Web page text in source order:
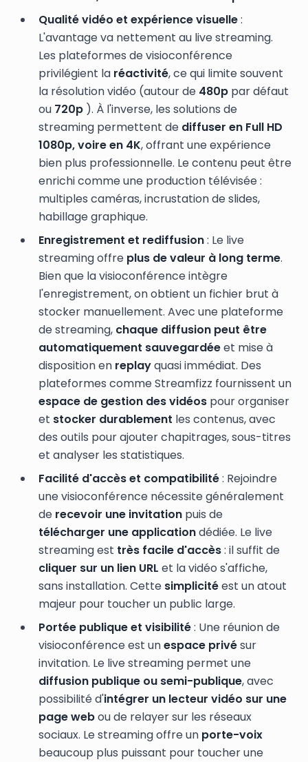
Qualité vidéo et expérience visuelle:
L'avantage va nettement au live streaming.
Les plateformes de visioconférence
privilégient la réactivité, ce qui limite souvent
la résolution vidéo (autour de 480p par défaut
ou 720p ). À l'inverse, les solutions de
streaming permettent de diffuser en Full HD
1080p, voire en 4K, offrant une expérience
bien plus professionnelle. Le contenu peut être
enrichi comme une production télévisée :
multiples caméras, incrustation de slides,
habillage graphique.
Enregistrement et rediffusion: Le live
streaming offre plus de valeur à long terme.
Bien que la visioconférence intègre
l'enregistrement, on obtient un fichier brut à
stocker manuellement. Avec une plateforme
de streaming, chaque diffusion peut être
automatiquement sauvegardéeet mise à
disposition en replayquasi immédiat. Des
plateformes comme Streamfizz fournissent un
espace de gestion des vidéos pour organiser
et stocker durablement les contenus, avec
des outils pour ajouter chapitrages, sous-titres
et analyser les statistiques.
Facilité d'accès et compatibilité: Rejoindre
une visioconférence nécessite généralement
de recevoir une invitation puis de
télécharger une applicationdédiée. Le live
streaming est très facile d'accès: il suffit de
cliquer sur un lien URL et la vidéo s'affiche,
sans installation. Cette simplicitéest un atout
majeur pour toucher un public large.
Portée publique et visibilité: Une réunion de
visioconférence est unespace privésur
invitation. Le live streaming permet une
diffusion publique ou semi-publique, avec
possibilité d'intégrer un lecteur vidéo sur une
page webou de relayer sur les réseaux
sociaux. Le streaming offre un porte-voix
beaucoup plus puissant pour toucher une